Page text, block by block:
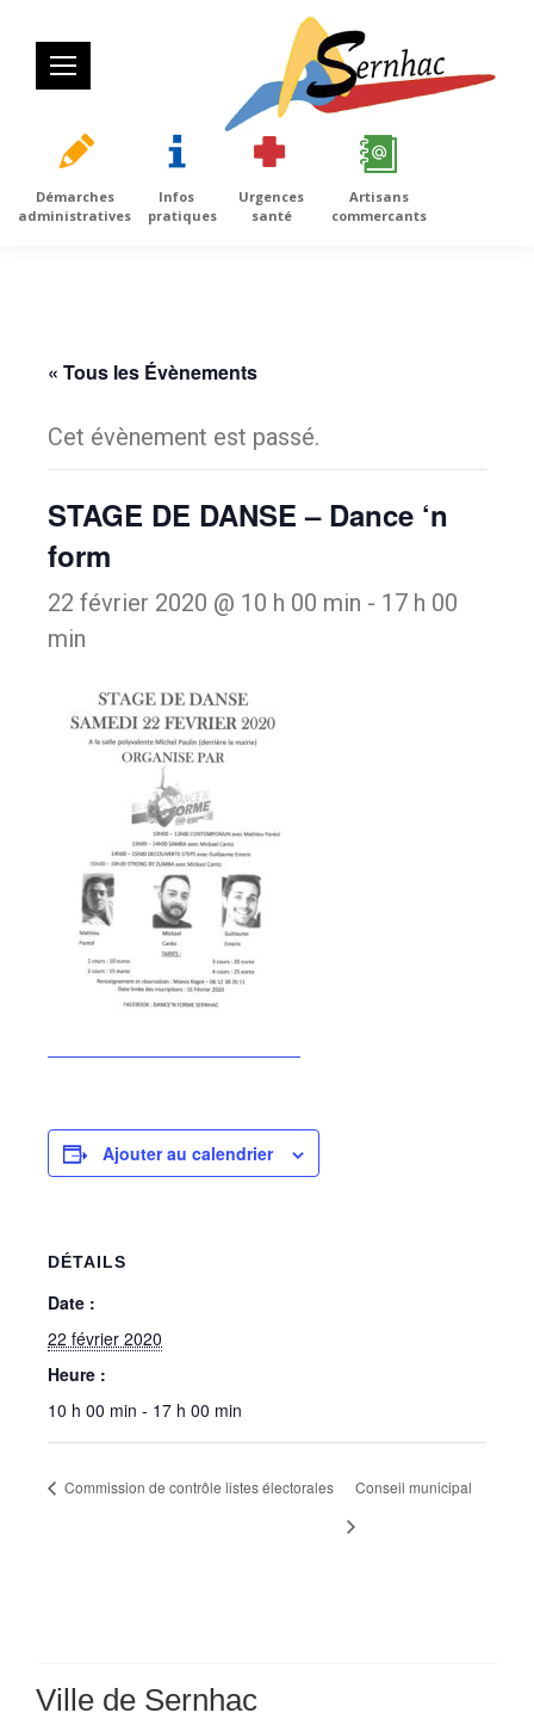
Démarches
administratives
Infos
pratiques
Urgences
santé
Artisans
commercants
« Tous les Évènements
Cet évènement est passé.
STAGE DE DANSE – Dance ‘n
form
22 février 2020 @ 10 h 00 min - 17 h 00
min
Ajouter au calendrier
DÉTAILS
Date :
22 février 2020
Heure :
10 h 00 min - 17 h 00 min
Commission de contrôle listes électorales Conseil municipal
Ville de Sernhac